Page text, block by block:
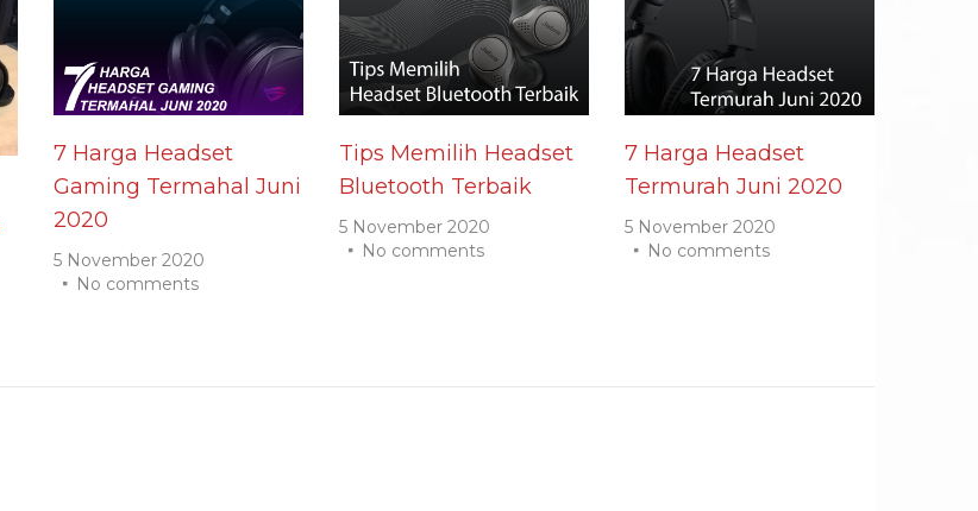
7 Harga Headset
Gaming Termahal Juni
2020
5 November 2020
No comments
Tips Memilih Headset
Bluetooth Terbaik
5 November 2020
No comments
7 Harga Headset
Termurah Juni 2020
5 November 2020
No comments